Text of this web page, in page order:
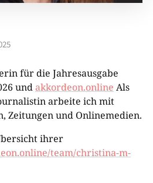
für die Jahresausgabe
und akkordeon.online Als
arbeite ich mit
Zeitungen und Onlinemedien.
ihrer
team/christina-m-